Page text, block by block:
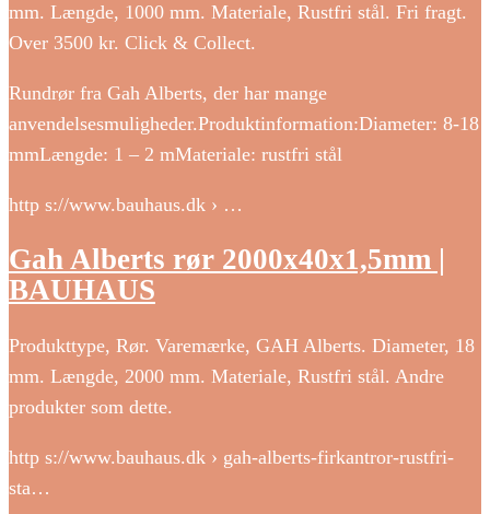
mm. Længde, 1000 mm. Materiale, Rustfri stål. Fri fragt.
Over 3500 kr. Click & Collect.
Rundrør fra Gah Alberts, der har mange
anvendelsesmuligheder.Produktinformation:Diameter: 8-18
mmLængde: 1 – 2 mMateriale: rustfri stål
http s://www.bauhaus.dk › …
Gah Alberts rør 2000x40x1,5mm |
BAUHAUS
Produkttype, Rør. Varemærke, GAH Alberts. Diameter, 18
mm. Længde, 2000 mm. Materiale, Rustfri stål. Andre
produkter som dette.
http s://www.bauhaus.dk › gah-alberts-firkantror-rustfri-
sta…